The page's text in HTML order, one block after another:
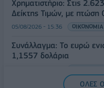
Χρηματιστήριο: Στις
Δείκτης Τιμών, με πτώση
05/08/2026 - 15:36 ΟΙΚΟΝΟΜΙΑ
Συνάλλαγμα: Το ευρώ
1,1557 δολάρια
ΟΛΕΣ